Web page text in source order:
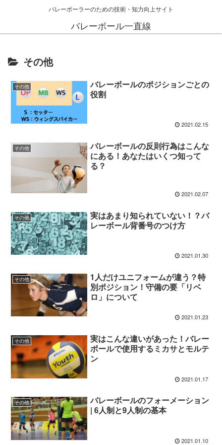
バレーボーラーのための技術・知力向上サイト
バレーボール一直線
その他
その他
バレーボールのポジションごとの
役割
2021.02.15
その他
バレーボールの反則行為はこんな
にある！あなたはいくつ知って
る？
2021.02.07
その他
実はあまり知られていない！？バ
レーボール背番号のつけ方
2021.01.30
その他
1人だけユニフォームが違う？特
別ポジション！守備の要「リベ
ロ」について
2021.01.23
その他
実はこんな違いがあった！バレー
ボールで使用するミカサとモルテ
ン
2021.01.17
その他
バレーボールのフォーメーション
| 6人制と9人制の基本
2021.01.10